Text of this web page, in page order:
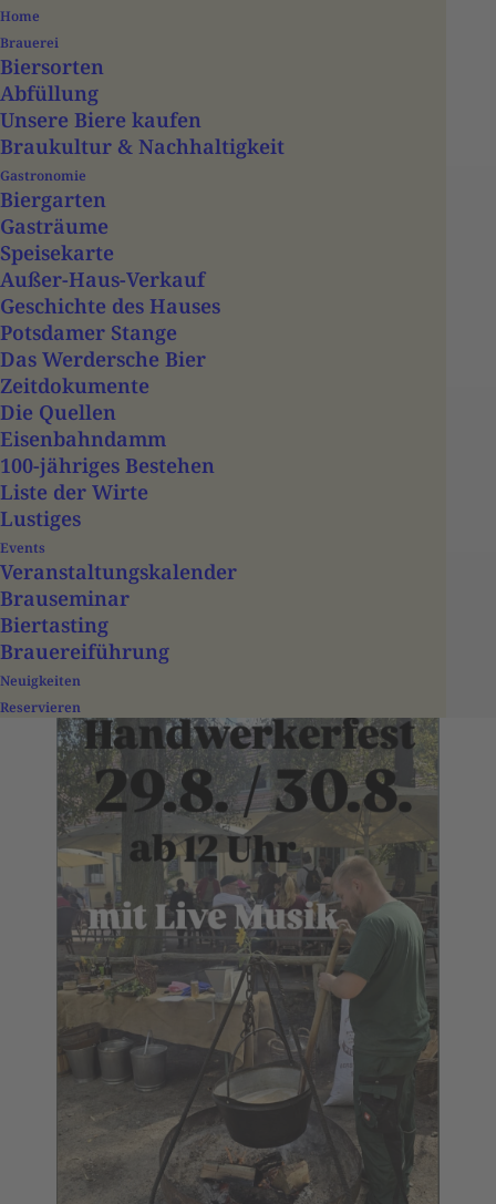
Home
Brauerei
Biersorten
Abfüllung
Unsere Biere kaufen
Braukultur & Nachhaltigkeit
Gastronomie
Biergarten
Gasträume
Speisekarte
Außer-Haus-Verkauf
Geschichte des Hauses
Potsdamer Stange
Das Werdersche Bier
Zeitdokumente
Die Quellen
Eisenbahndamm
100-jähriges Bestehen
Liste der Wirte
Lustiges
Events
Veranstaltungs­­kalender
Brauseminar
Biertasting
Brauereiführung
Neuigkeiten
Reservieren
Events
29 Aug.12:00
Historisches
Handwerkerfest